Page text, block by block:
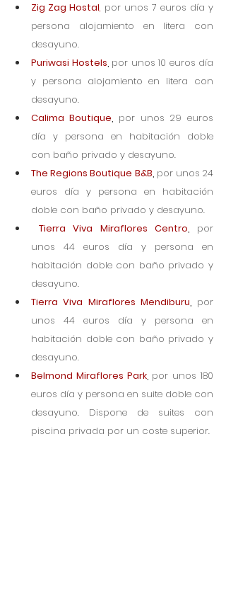
Zig Zag Hostal, por unos 7 euros día y
persona alojamiento en litera con
desayuno.
Puriwasi Hostels, por unos 10 euros día
y persona alojamiento en litera con
desayuno.
Calima Boutique, por unos 29 euros
día y persona en habitación doble
con baño privado y desayuno.
The Regions Boutique B&B, por unos 24
euros día y persona en habitación
doble con baño privado y desayuno.
Tierra Viva Miraflores Centro, por
unos 44 euros día y persona en
habitación doble con baño privado y
desayuno.
Tierra Viva Miraflores Mendiburu, por
unos 44 euros día y persona en
habitación doble con baño privado y
desayuno.
Belmond Miraflores Park, por unos 180
euros día y persona en suite doble con
desayuno. Dispone de suites con
piscina privada por un coste superior.